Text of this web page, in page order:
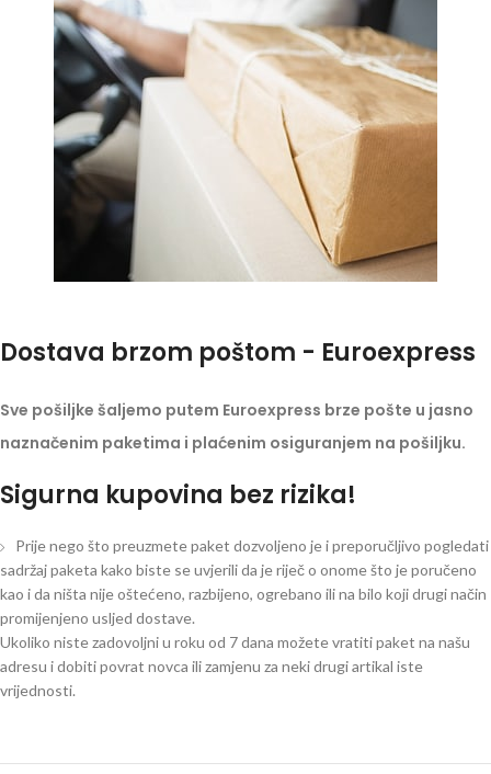
Dostava brzom poštom - Euroexpress
Sve pošiljke šaljemo putem Euroexpress brze pošte u jasno
naznačenim paketima i plaćenim osiguranjem na pošiljku.
Sigurna kupovina bez rizika!
Prije nego što preuzmete paket dozvoljeno je i preporučljivo pogledati
sadržaj paketa kako biste se uvjerili da je riječ o onome što je poručeno
kao i da ništa nije oštećeno, razbijeno, ogrebano ili na bilo koji drugi način
promijenjeno usljed dostave.
Ukoliko niste zadovoljni u roku od 7 dana možete vratiti paket na našu
adresu i dobiti povrat novca ili zamjenu za neki drugi artikal iste
vrijednosti.